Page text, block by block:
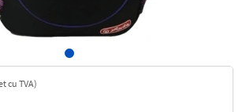
cu TVA)